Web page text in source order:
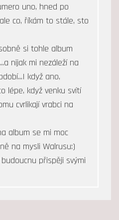
uno, hned po
co, říkám to stále, sto
si tohle album
nijak mi nezáleží na
když ano,
lépe, když venku svítí
cvrlikají vrabci na
album se mi moc
na mysli Walrusu:)
přispěji svými